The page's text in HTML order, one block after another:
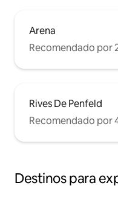
Arena
Recomendado por
Rives De Penfeld
Recomendado por
Destinos para